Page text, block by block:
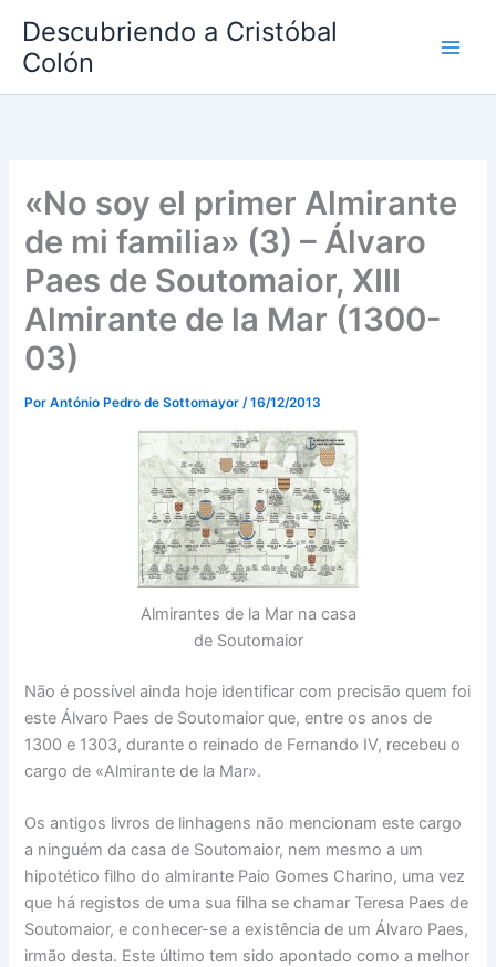
contenido
Descubriendo a Cristóbal
Colón
«No soy el primer Almirante
de mi familia» (3) – Álvaro
Paes de Soutomaior, XIII
Almirante de la Mar (1300-
03)
PorAntónio Pedro de Sottomayor/16/12/2013
Almirantes de la Mar na casa
de Soutomaior
Não é possível ainda hoje identificar com precisão quem foi
este Álvaro Paes de Soutomaior que, entre os anos de
1300 e 1303, durante o reinado de Fernando IV, recebeu o
cargo de «Almirante de la Mar».
Os antigos livros de linhagens não mencionam este cargo
a ninguém da casa de Soutomaior, nem mesmo a um
hipotético filho do almirante Paio Gomes Charino, uma vez
que há registos de uma sua filha se chamar Teresa Paes de
Soutomaior, e conhecer-se a existência de um Álvaro Paes,
irmão desta. Este último tem sido apontado como a melhor